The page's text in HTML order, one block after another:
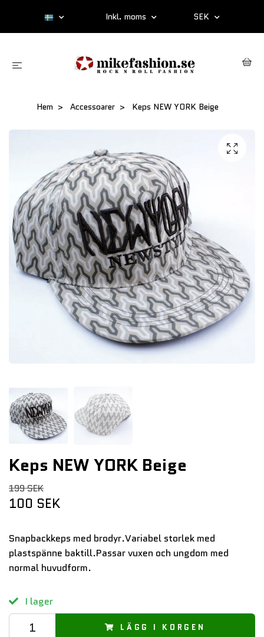
Inkl. moms SEK
Hem Accessoarer Keps NEW YORK Beige
Keps NEW YORK Beige
199 SEK
100 SEK
Snapbackkeps med brodyr.Variabel storlek med
plastspänne baktill.Passar vuxen och ungdom med
normal huvudform.
I lager
LÄGG I KORGEN